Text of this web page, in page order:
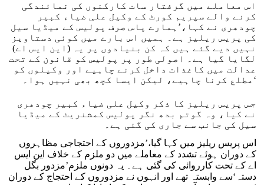
اس معاملے میں گرفتار سات کارکنوں کی نمائندگی
کرنے والے سپریم کورٹ کے وکیل علی ضیاء کبیر
چودھری نے کہا،’ہمارے پاس صرف پولیس کے میڈیا سیل
کی پریس ریلیز ہے۔ ہمیں اس بارے میں کوئی دستاویز
نہیں دیے گئے ہیں کہ کن بنیادوں پر یہ (این ایس اے)
لگایا گیا ہے۔ اصولی طور پر پولیس کو قانون کے تحت
عدالت میں کاغذات داخل کرنے چاہیے اور وکیلوں کو
مطلع کرنا چاہیے، لیکن ایسا کچھ بھی نہیں ہوا۔‘
جس پریس ریلیز کا ذکر وکیل علی ضیاء کبیر چودھری
نے کیا، وہ گوتم بدھ نگر پولیس کمشنریٹ کے میڈیا
سیل کی جانب سے جاری کی گئی ہے۔
اس پریس ریلیز میں کہا گیا،’مزدوروں کے احتجاجی مظاہروں
کے دوران ہوئے تشدد کے معاملے میں دو ملزم کے خلاف این ایس
اے کے تحت کارروائی کی گئی ہے۔ یہ دونوں ملزم’مزدور بگل
دستہ‘سے وابستہ تھے اور انہوں نے مزدوروں کے احتجاج کے دوران